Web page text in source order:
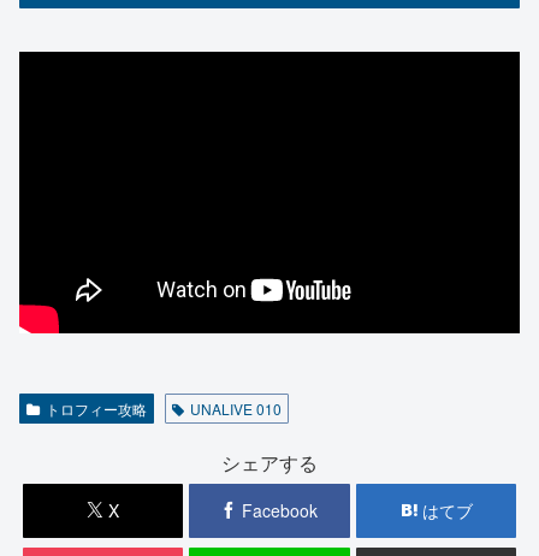
トロフィー攻略 UNALIVE 010
シェアする
X Facebook はてブ